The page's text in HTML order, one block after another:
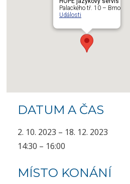
Palackého tř. 10 – Brno
Události
DATUM A ČAS
2. 10. 2023 – 18. 12. 2023
14:30 – 16:00
MÍSTO KONÁNÍ